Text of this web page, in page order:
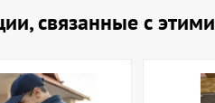
связанные с